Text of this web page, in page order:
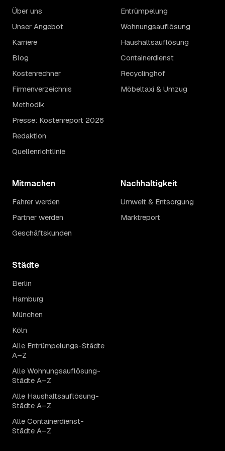
Über uns
Unser Angebot
Karriere
Blog
Kostenrechner
Firmenverzeichnis
Methodik
Presse: Kostenreport 2026
Redaktion
Quellenrichtlinie
Entrümpelung
Wohnungsauflösung
Haushaltsauflösung
Containerdienst
Recyclinghof
Möbeltaxi & Umzug
Mitmachen
Fahrer werden
Partner werden
Geschäftskunden
Nachhaltigkeit
Umwelt & Entsorgung
Marktreport
Städte
Berlin
Hamburg
München
Köln
Alle Entrümpelungs-Städte
A–Z
Alle Wohnungsauflösung-
Städte A–Z
Alle Haushaltsauflösung-
Städte A–Z
Alle Containerdienst-
Städte A–Z